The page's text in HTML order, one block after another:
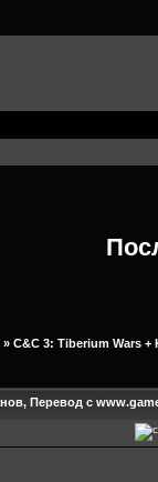
» C&C 3: Tiberium Wars +
, Перевод с